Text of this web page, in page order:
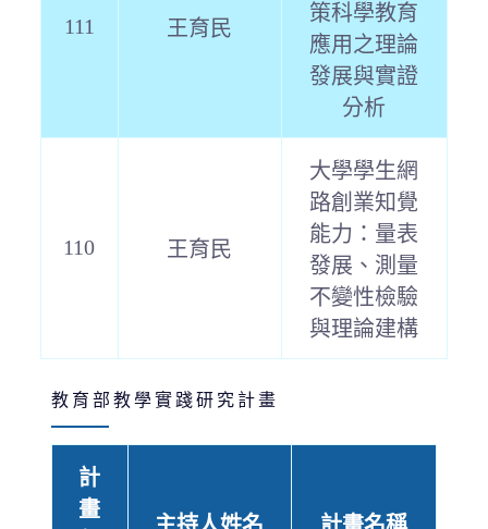
111 王育民
策科學教育
應用之理論
發展與實證
分析
110 王育民
大學學生網
路創業知覺
能力：量表
發展、測量
不變性檢驗
與理論建構
教育部教學實踐研究計畫
計
畫